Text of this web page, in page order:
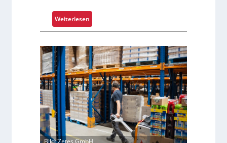
e
x
e
i
s
t
a
l
s
F
a
h
Weiterlesen:
K
a
g
a
r
m
-
U
n
i